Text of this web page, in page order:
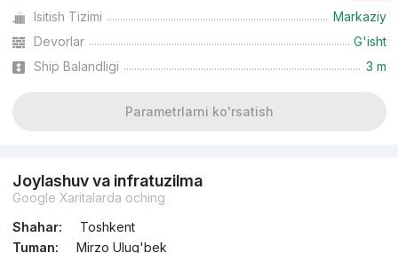
Topshirildi, Nikolay2
3-xonali kvartira, 110 m²
+998 (90) 985...
Isitish Tizimi
Markaziy
Devorlar
G'isht
Ship Balandligi
3 m
Parametrlarni ko'rsatish
Joylashuv va infratuzilma
Google Xaritalarda oching
Shahar:
Toshkent
Tuman:
Mirzo Ulug'bek